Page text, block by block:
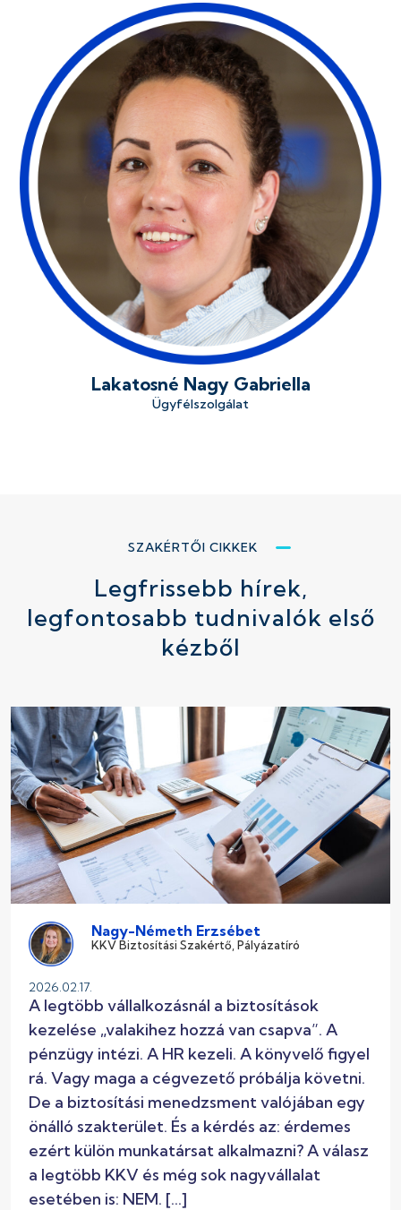
Lakatosné Nagy Gabriella
Ügyfélszolgálat
SZAKÉRTŐI CIKKEK
Legfrissebb hírek,
legfontosabb tudnivalók első
kézből
Nagy-Németh Erzsébet
KKV Biztosítási Szakértő, Pályázatíró
2026.02.17.
A legtöbb vállalkozásnál a biztosítások
kezelése „valakihez hozzá van csapva”. A
pénzügy intézi. A HR kezeli. A könyvelő figyel
rá. Vagy maga a cégvezető próbálja követni.
De a biztosítási menedzsment valójában egy
önálló szakterület. És a kérdés az: érdemes
ezért külön munkatársat alkalmazni? A válasz
a legtöbb KKV és még sok nagyvállalat
esetében is: NEM. […]